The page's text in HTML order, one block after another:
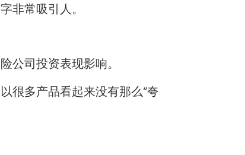
非常吸引人。
公司投资表现影响。
很多产品看起来没有那么“夸